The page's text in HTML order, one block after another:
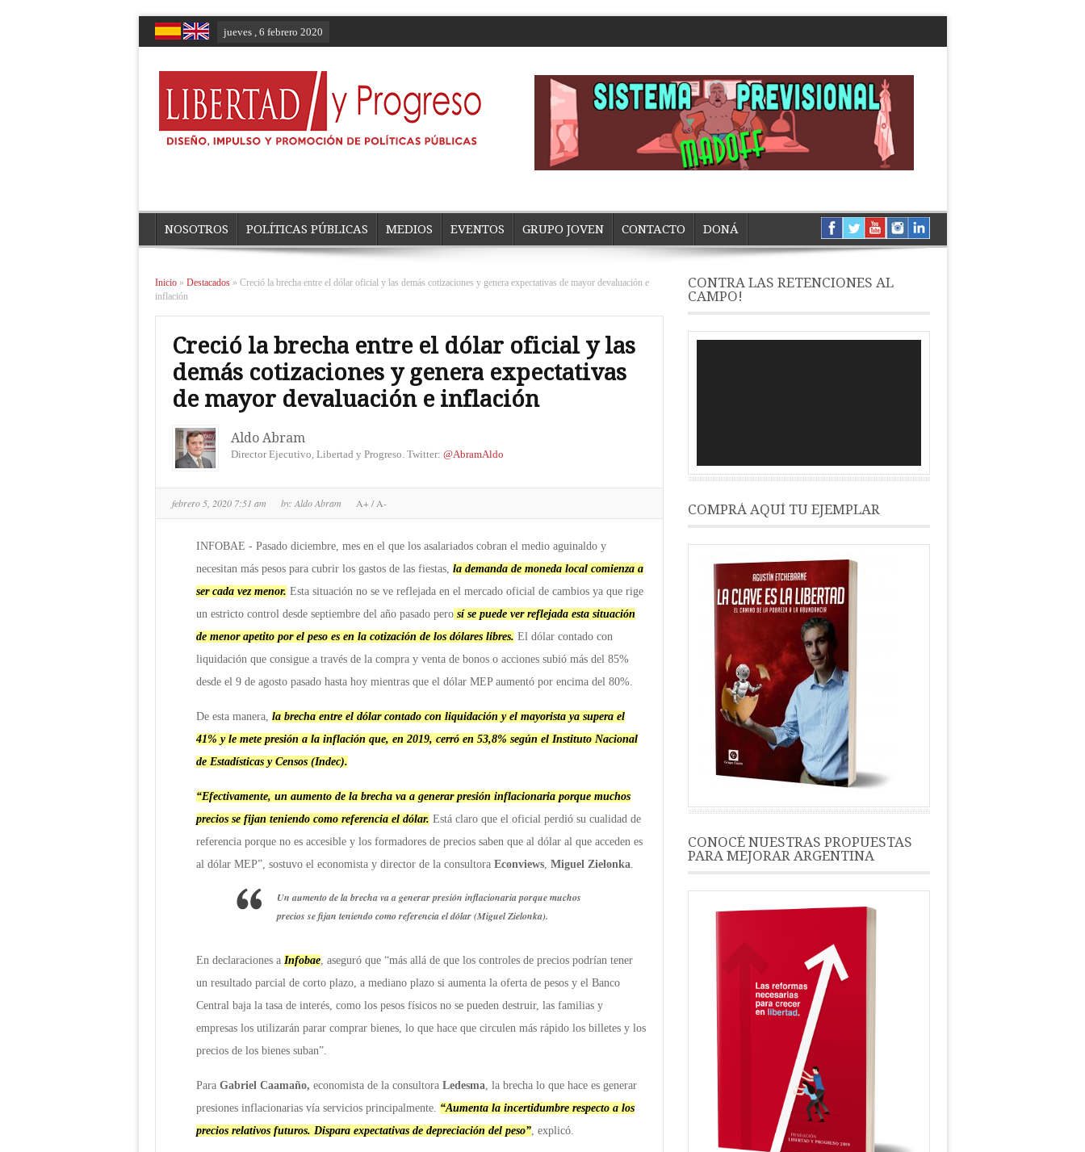
jueves , 6 febrero 2020
NOSOTROS POLÍTICAS PÚBLICAS MEDIOS EVENTOS GRUPO JOVEN CONTACTO DONÁ
Inicio » Destacados » Creció la brecha entre el dólar oficial y las demás cotizaciones y genera expectativas de mayor devaluación e
inflación
Creció la brecha entre el dólar oficial y las
demás cotizaciones y genera expectativas
de mayor devaluación e inflación
Aldo Abram
Director Ejecutivo, Libertad y Progreso. Twitter: @AbramAldo
febrero 5, 2020 7:51 am by: Aldo Abram A+/A-
INFOBAE - Pasado diciembre, mes en el que los asalariados cobran el medio aguinaldo y
necesitan más pesos para cubrir los gastos de las fiestas, la demanda de moneda local comienza a
ser cada vez menor. Esta situación no se ve reflejada en el mercado oficial de cambios ya que rige
un estricto control desde septiembre del año pasado pero sí se puede ver reflejada esta situación
de menor apetito por el peso es en la cotización de los dólares libres. El dólar contado con
liquidación que consigue a través de la compra y venta de bonos o acciones subió más del 85%
desde el 9 de agosto pasado hasta hoy mientras que el dólar MEP aumentó por encima del 80%.
De esta manera, la brecha entre el dólar contado con liquidación y el mayorista ya supera el
41% y le mete presión a la inflación que, en 2019, cerró en 53,8% según el Instituto Nacional
de Estadísticas y Censos (Indec).
“Efectivamente, un aumento de la brecha va a generar presión inflacionaria porque muchos
precios se fijan teniendo como referencia el dólar. Está claro que el oficial perdió su cualidad de
referencia porque no es accesible y los formadores de precios saben que al dólar al que acceden es
al dólar MEP”, sostuvo el economista y director de la consultora Econviews, Miguel Zielonka.
Un aumento de la brecha va a generar presión inflacionaria porque muchos
precios se fijan teniendo como referencia el dólar (Miguel Zielonka).
En declaraciones a Infobae, aseguró que “más allá de que los controles de precios podrían tener
un resultado parcial de corto plazo, a mediano plazo si aumenta la oferta de pesos y el Banco
Central baja la tasa de interés, como los pesos físicos no se pueden destruir, las familias y
empresas los utilizarán parar comprar bienes, lo que hace que circulen más rápido los billetes y los
precios de los bienes suban”.
Para Gabriel Caamaño, economista de la consultora Ledesma, la brecha lo que hace es generar
presiones inflacionarias vía servicios principalmente. “Aumenta la incertidumbre respecto a los
precios relativos futuros. Dispara expectativas de depreciación del peso”, explicó.
CONTRA LAS RETENCIONES AL
CAMPO!
COMPRÁ AQUÍ TU EJEMPLAR
CONOCÉ NUESTRAS PROPUESTAS
PARA MEJORAR ARGENTINA